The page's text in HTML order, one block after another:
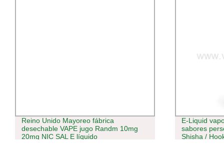
E-Liquid vaporing Juice Frutas mezcla
sabores personalizados NIC TPD
Shisha / Hookah / E- Vap Flavors jugo
Ezgoing
Puff Mini
VAPE Pen